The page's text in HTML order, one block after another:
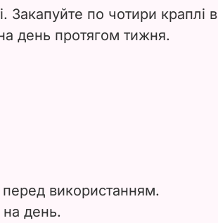
Закапуйте по чотири краплі в
день протягом тижня.
перед використанням.
на день.